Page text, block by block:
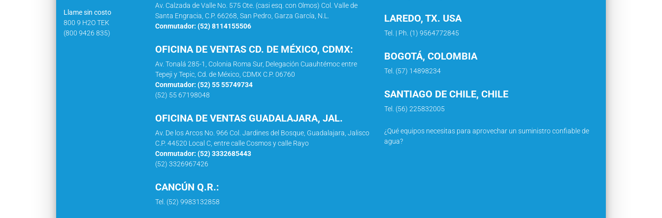
Llame sin costo
800 9 H2O TEK
(800 9426 835)
Av. Calzada de Valle No. 575 Ote. (casi esq. con Olmos) Col. Valle de
Santa Engracia, C.P. 66268, San Pedro, Garza García, N.L.
Conmutador: (52) 8114155506
OFICINA DE VENTAS CD. DE MÉXICO, CDMX:
Av. Tonalá 285-1, Colonia Roma Sur, Delegación Cuauhtémoc entre
Tepeji y Tepic, Cd. de México, CDMX C.P. 06760
Conmutador: (52) 55 55749734
(52) 55 67198048
OFICINA DE VENTAS GUADALAJARA, JAL.
Av. De los Arcos No. 966 Col. Jardines del Bosque, Guadalajara, Jalisco
C.P. 44520 Local C, entre calle Cosmos y calle Rayo
Conmutador: (52) 3332685443
(52) 3326967426
CANCÚN Q.R.:
Tel. (52) 9983132858
LAREDO, TX. USA
Tel. | Ph. (1) 9564772845
BOGOTÁ, COLOMBIA
Tel. (57) 14898234
SANTIAGO DE CHILE, CHILE
Tel. (56) 225832005
¿Qué equipos necesitas para aprovechar un suministro confiable de
agua?